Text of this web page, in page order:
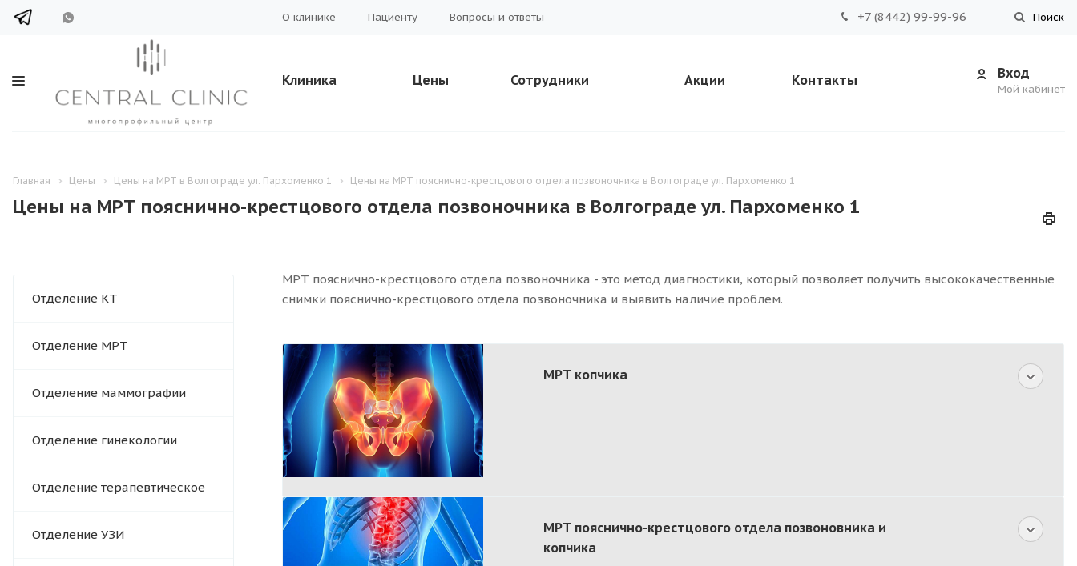
Поиск
О клинике Пациенту Вопросы и ответы +7 (8442) 99-99-96
Вход
Мой кабинет
Клиника Цены Сотрудники Акции Контакты
Главная Цены Цены на МРТ в Волгограде ул. Пархоменко 1 Цены на МРТ пояснично-крестцового отдела позвоночника в Волгограде ул. Пархоменко 1
Цены на МРТ пояснично-крестцового отдела позвоночника в Волгограде ул. Пархоменко 1
Отделение КТ
Отделение МРТ
Отделение маммографии
Отделение гинекологии
Отделение терапевтическое
Отделение УЗИ
МРТ пояснично-крестцового отдела позвоночника - это метод диагностики, который позволяет получить высококачественные
снимки пояснично-крестцового отдела позвоночника и выявить наличие проблем.
МРТ копчика
МРТ пояснично-крестцового отдела позвоновника и
копчика